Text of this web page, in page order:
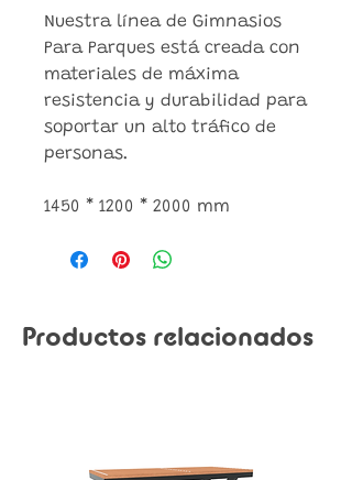
Nuestra línea de Gimnasios
Para Parques está creada con
materiales de máxima
resistencia y durabilidad para
soportar un alto tráfico de
personas.
1450 * 1200 * 2000 mm
Productos relacionados